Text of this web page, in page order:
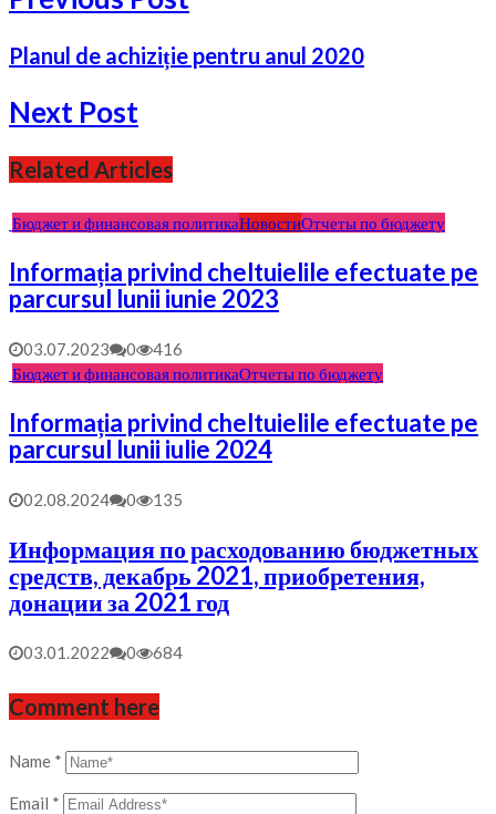
Planul de achiziție pentru anul 2020
Next Post
Related Articles
Бюджет и финансовая политикаНовостиОтчеты по бюджету
Informația privind cheltuielile efectuate pe
parcursul lunii iunie 2023
03.07.2023 0
416
Бюджет и финансовая политикаОтчеты по бюджету
Informația privind cheltuielile efectuate pe
parcursul lunii iulie 2024
02.08.2024 0 135
Информация по расходованию бюджетных
средств, декабрь 2021, приобретения,
донации за 2021 год
03.01.2022 0 684
Comment here
Name *
Email *